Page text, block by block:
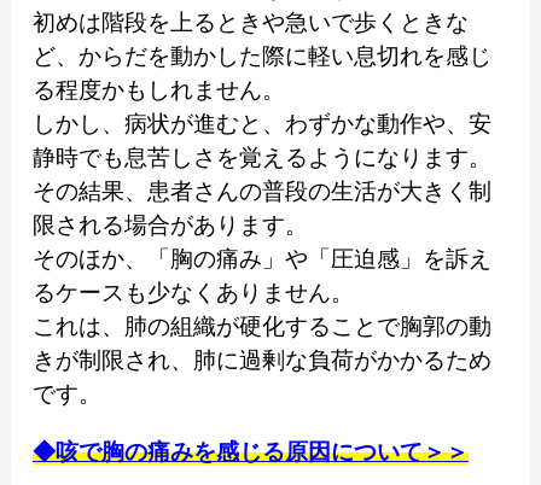
初めは階段を上るときや急いで歩くときな
ど、からだを動かした際に軽い息切れを感じ
る程度かもしれません。
しかし、病状が進むと、わずかな動作や、安
静時でも息苦しさを覚えるようになります。
その結果、患者さんの普段の生活が大きく制
限される場合があります。
そのほか、「胸の痛み」や「圧迫感」を訴え
るケースも少なくありません。
これは、肺の組織が硬化することで胸郭の動
きが制限され、肺に過剰な負荷がかかるため
です。
◆咳で胸の痛みを感じる原因について＞＞